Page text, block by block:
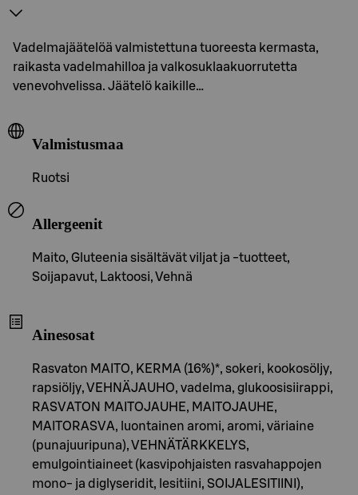
Vadelmajäätelöä valmistettuna tuoreesta kermasta,
raikasta vadelmahilloa ja valkosuklaakuorrutetta
venevohvelissa. Jäätelö kaikille…
Valmistusmaa
Ruotsi
Allergeenit
Maito, Gluteenia sisältävät viljat ja -tuotteet,
Soijapavut, Laktoosi, Vehnä
Ainesosat
Rasvaton MAITO, KERMA (16%)*, sokeri, kookosöljy,
rapsiöljy, VEHNÄJAUHO, vadelma, glukoosisiirappi,
RASVATON MAITOJAUHE, MAITOJAUHE,
MAITORASVA, luontainen aromi, aromi, väriaine
(punajuuripuna), VEHNÄTÄRKKELYS,
emulgointiaineet (kasvipohjaisten rasvahappojen
mono- ja diglyseridit, lesitiini, SOIJALESITIINI),